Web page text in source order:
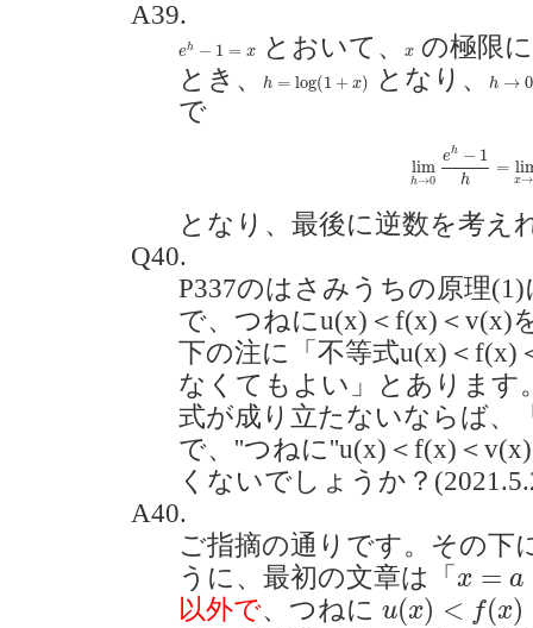
A39.
eh − 1 = x
h = とおいて、x
x の極限
とき、
h = log(1 + x)
h log(1+x となり、h → 0
h 0
で
lim
h→0
eh − 1
h
=
x→
→ h−
となり、最後に逆数を考え
Q40.
P337のはさみうちの原理
で、つねにu(x)＜f(x)＜v(x)
下の注に「不等式u(x)＜f(x)
なくてもよい」とあります
式が成り立たないならば、
で、''つねに''u(x)＜f(x)＜
くないでしょうか？
A40.
ご指摘の通りです。その下
うに、最初の文章は「 x = a
x=a
以外で、つねに u(x) < f(x)
u(x)< f( )<v(